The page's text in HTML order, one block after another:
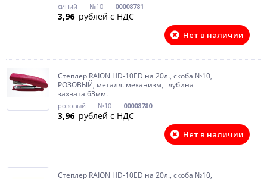
синий №10 00008781
3,96 рублей с НДС
Нет в наличии
Степлер RAION HD-10ED на 20л., скоба №10,
РОЗОВЫЙ, металл. механизм, глубина
захвата 63мм.
розовый №10 00008780
3,96 рублей с НДС
Нет в наличии
Степлер RAION HD-10ED на 20л., скоба №10,